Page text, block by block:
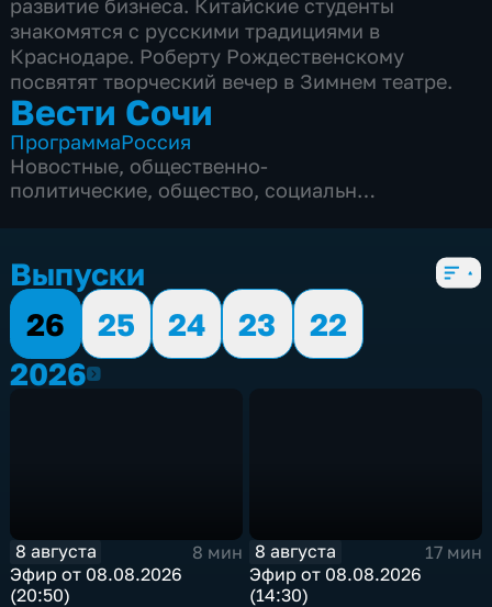
развитие бизнеса. Китайские студенты
знакомятся с русскими традициями в
Краснодаре. Роберту Рождественскому
посвятят творческий вечер в Зимнем театре.
Вести Сочи
ПрограммаРоссия
Новостные, общественно-
политические, общество, социально-
Выпуски
26
25 24 23
22
20262026
8 августа
8 мин
Эфир от 08.08.2026
(20:50)
8 августа
17 мин
Эфир от 08.08.2026
(14:30)